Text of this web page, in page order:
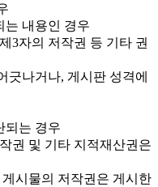
는 내용인 경우
3자의 저작권 등 기타 권
긋나거나, 게시판 성격에
되는 경우
권 및 기타 지적재산권은
시물의 저작권은 게시한